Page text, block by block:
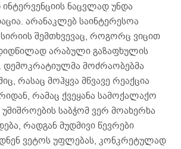
ნაცვლად უნდა
არანაკლებ საინტერესოა
შემთხვევაც, როგორც ვიცით
არაბული გაზაფხულის
დემოკრატიულმა მოძრაობებმა
რასაც მოჰყვა მწვავე რეაქცია
რამაც ქვეყანა სამოქალაქო
უშიშროების საბჭომ ვერ მოახერხა
რადგან მუდმივი წევრები
ვეტოს უფლებას, კონკრეტულად